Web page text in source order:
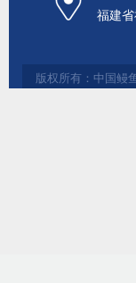
福建
版权所有：中国